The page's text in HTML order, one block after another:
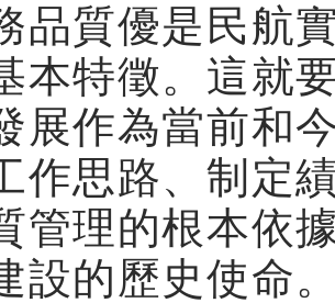
品質優是民航
本特徵。這就
展作為當前和
作思路、制定
管理的根本依
設的歷史使命